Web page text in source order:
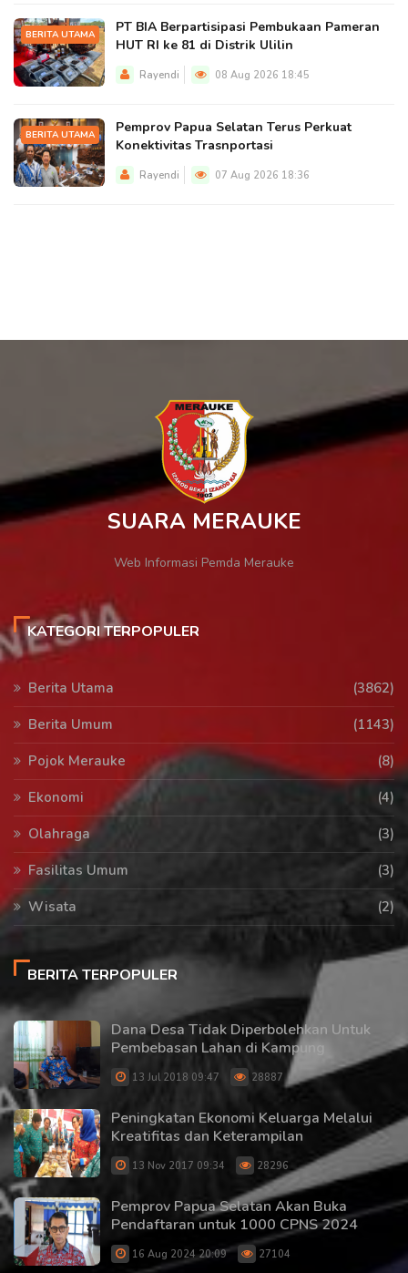
BERITA UTAMA
PT BIA Berpartisipasi Pembukaan Pameran
HUT RI ke 81 di Distrik Ulilin
Rayendi 08 Aug 2026 18:45
BERITA UTAMA
Pemprov Papua Selatan Terus Perkuat
Konektivitas Trasnportasi
Rayendi 07 Aug 2026 18:36
SUARA MERAUKE
Web Informasi Pemda Merauke
KATEGORI TERPOPULER
Berita Utama
(3862)
Berita Umum
(1143)
Pojok Merauke
(8)
Ekonomi
(4)
Olahraga
(3)
Fasilitas Umum
(3)
Wisata
(2)
BERITA TERPOPULER
Dana Desa Tidak Diperbolehkan Untuk
Pembebasan Lahan di Kampung
13 Jul 2018 09:47 28887
Peningkatan Ekonomi Keluarga Melalui
Kreatifitas dan Keterampilan
13 Nov 2017 09:34 28296
Pemprov Papua Selatan Akan Buka
Pendaftaran untuk 1000 CPNS 2024
16 Aug 2024 20:09 27104